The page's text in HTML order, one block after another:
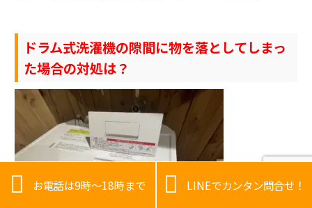
ドラム式洗濯機の隙間に物を落としてしまっ
た場合の対処は？
 お電話は9時～18時まで  LINEでカンタン問合せ！